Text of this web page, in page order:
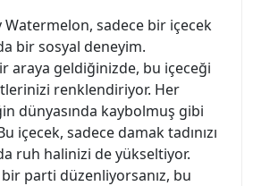
sadece bir içecek
bir sosyal deneyim.
araya geldiğinizde, bu içeceği
renklendiriyor. Her
dünyasında kaybolmuş gibi
içecek, sadece damak tadınızı
ruh halinizi de yükseltiyor.
parti düzenliyorsanız, bu